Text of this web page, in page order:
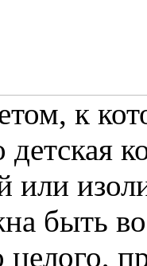
к
детская
или
быть